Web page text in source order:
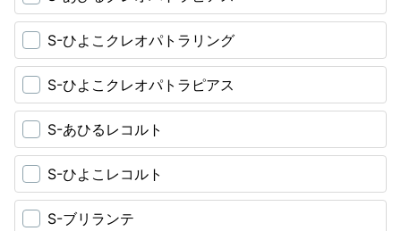
S-ひよこクレオパトラリング
S-ひよこクレオパトラピアス
S-あひるレコルト
S-ひよこレコルト
S-ブリランテ